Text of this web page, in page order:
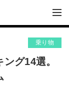
乗り物
グ14選。